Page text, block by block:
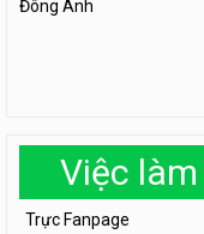
Đông Anh
Việc
Trực Fanpage